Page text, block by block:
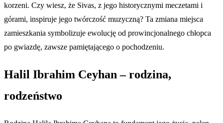
korzeni. Czy wiesz, że Sivas, z jego historycznymi meczetami i
górami, inspiruje jego twórczość muzyczną? Ta zmiana miejsca
zamieszkania symbolizuje ewolucję od prowincjonalnego chłopca
po gwiazdę, zawsze pamiętającego o pochodzeniu.
Halil Ibrahim Ceyhan – rodzina,
rodzeństwo